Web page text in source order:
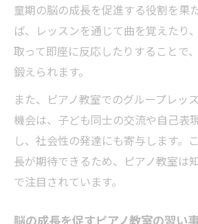
童期の脳の成長を促進する役割を果
ば、レッスンを通じて曲を覚えたり
取って即座に反応したりすることで
鍛えられます。
また、ピアノ教室でのグループレッ
機会は、子ども同士の交流や自己表
し、社会性の発達にも寄与します。
長が期待できるため、ピアノ教室は
で注目されています。
脳の成長を促すピアノ教室の習い